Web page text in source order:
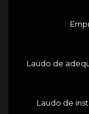
Laudo de
Laudo de